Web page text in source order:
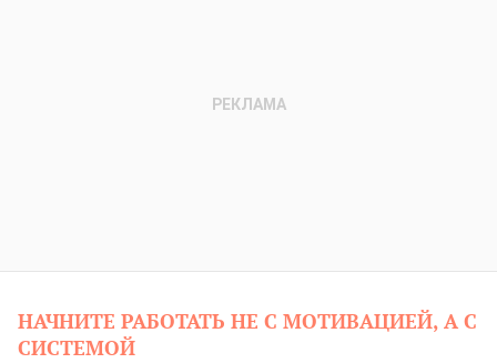
НАЧНИТЕ РАБОТАТЬ НЕ С МОТИВАЦИЕЙ, А С
СИСТЕМОЙ